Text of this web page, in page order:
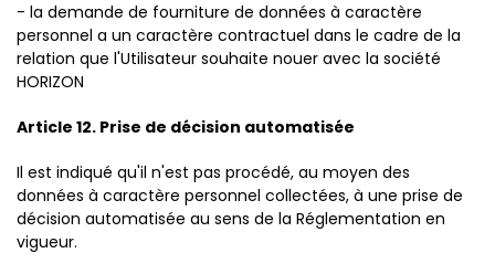
- la demande de fourniture de données à caractère
personnel a un caractère contractuel dans le cadre de la
relation que l'Utilisateur souhaite nouer avec la société
HORIZON
Article 12. Prise de décision automatisée
Il est indiqué qu'il n'est pas procédé, au moyen des
données à caractère personnel collectées, à une prise de
décision automatisée au sens de la Réglementation en
vigueur.